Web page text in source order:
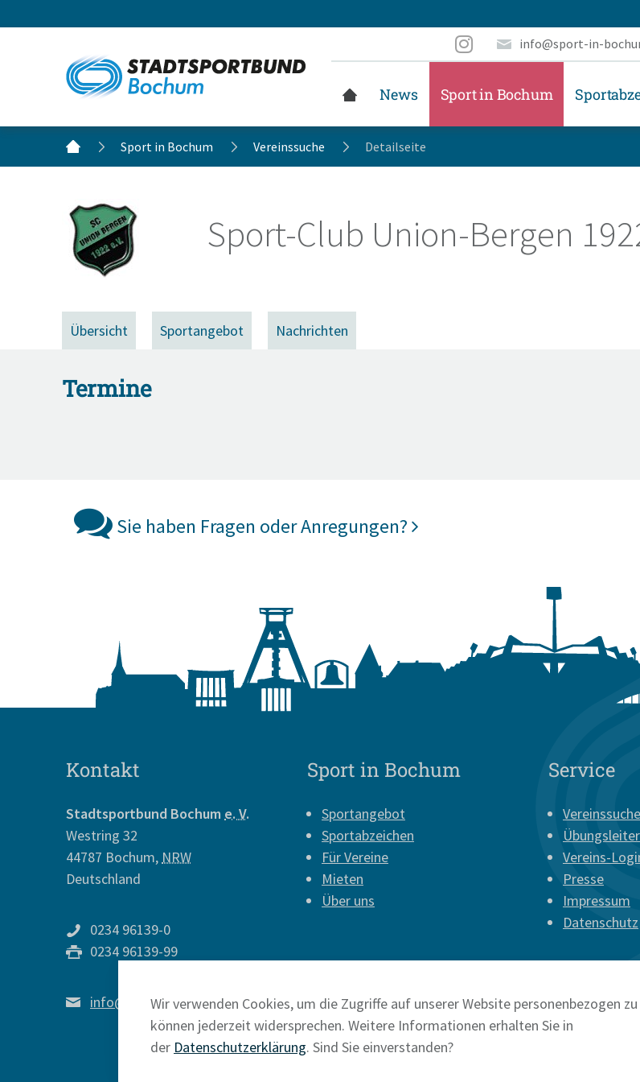
info@sport-in-
News Sport in Bochum
Sport in Bochum Vereinssuche Detailseite
Sport-Club Union-Bergen
Übersicht Sportangebot Nachrichten
Termine
Sie haben Fragen oder Anregungen?
Kontakt
Stadtsportbund Bochum e. V.
Westring 32
44787 Bochum, NRW
Deutschland
0234 96139-0
0234 96139-99
info@sport-in-bochum.de
Sport in Bochum
Sportangebot
Sportabzeichen
Für Vereine
Mieten
Über uns
Service
Vereinssuche
Vereins-
Presse
Impressum
Datenschutz
Wir verwenden Cookies, um die Zugriffe auf unserer Website personenbezogen
können jederzeit widersprechen. Weitere Informationen erhalten Sie in
der Datenschutzerklärung. Sind Sie einverstanden?